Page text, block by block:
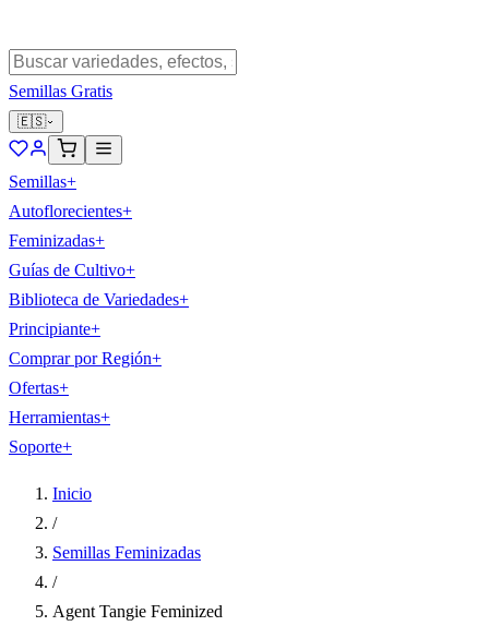
Semillas Gratis
🇪🇸
Semillas+
Autoflorecientes+
Feminizadas+
Guías de Cultivo+
Biblioteca de Variedades+
Principiante+
Comprar por Región+
Ofertas+
Herramientas+
Soporte+
Inicio
/
Semillas Feminizadas
/
Agent Tangie Feminized